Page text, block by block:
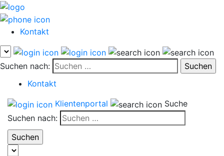
Kontakt
Suchen nach:
Kontakt
Klientenportal
Suche
Suchen nach: